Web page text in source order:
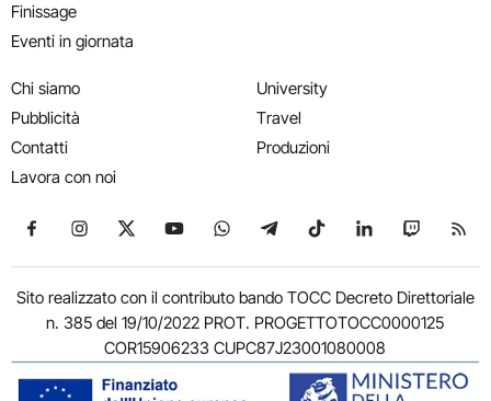
Finissage
Eventi in giornata
Chi siamo
Pubblicità
Contatti
Lavora con noi
University
Travel
Produzioni
Seguici su Facebook
Seguici su Instagram
Seguici su X
Seguici su YouTube
Seguici su WhatsApp
Seguici su Telegram
Seguici su TikTok
Seguici su
Seguici
Sito realizzato con il contributo bando TOCC Decreto Direttoriale
n. 385 del 19/10/2022 PROT. PROGETTOTOCC0000125
COR15906233 CUPC87J23001080008